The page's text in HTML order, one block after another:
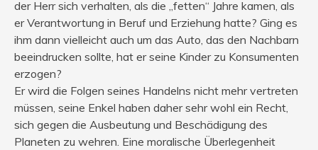
der Herr sich verhalten, als die „fetten“ Jahre kamen, als
er Verantwortung in Beruf und Erziehung hatte? Ging es
ihm dann vielleicht auch um das Auto, das den Nachbarn
beeindrucken sollte, hat er seine Kinder zu Konsumenten
erzogen?
Er wird die Folgen seines Handelns nicht mehr vertreten
müssen, seine Enkel haben daher sehr wohl ein Recht,
sich gegen die Ausbeutung und Beschädigung des
Planeten zu wehren. Eine moralische Überlegenheit